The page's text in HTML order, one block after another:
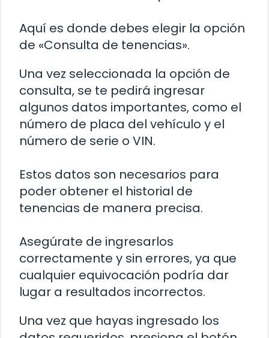
Aquí es donde debes elegir la opción
de «Consulta de tenencias».
Una vez seleccionada la opción de
consulta, se te pedirá ingresar
algunos datos importantes, como el
número de placa del vehículo y el
número de serie o VIN.
Estos datos son necesarios para
poder obtener el historial de
tenencias de manera precisa.
Asegúrate de ingresarlos
correctamente y sin errores, ya que
cualquier equivocación podría dar
lugar a resultados incorrectos.
Una vez que hayas ingresado los